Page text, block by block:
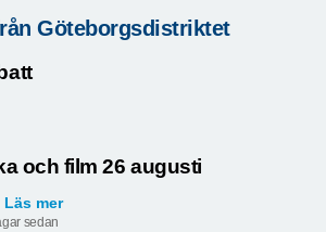
Göteborgsdistriktet
och film 26 augusti
Läs mer
sedan